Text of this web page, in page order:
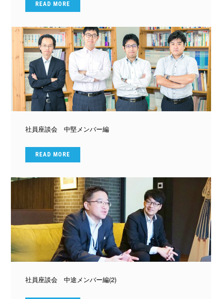
READ MORE
社員座談会 中堅メンバー編
READ MORE
社員座談会 中途メンバー編(2)